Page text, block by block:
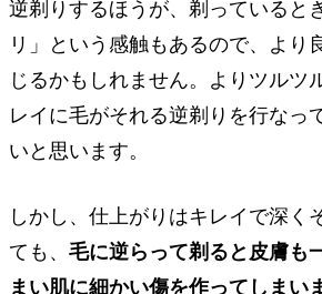
逆剃りするほうが、剃っていると
リ」という感触もあるので、より
じるかもしれません。よりツルツ
レイに毛がそれる逆剃りを行なっ
いと思います。
しかし、仕上がりはキレイで深く
ても、 毛に逆らって剃ると皮膚も
まい肌に細かい傷を作ってしまい